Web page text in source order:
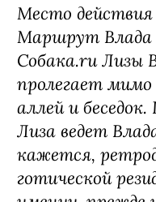
Место
Маршрут Влада
Собака.ru Лизы
пролегает мимо
аллей и
Лиза ведет
кажется,
готической